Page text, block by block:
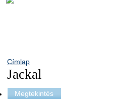
Címlap
Jackal
Megtekintés